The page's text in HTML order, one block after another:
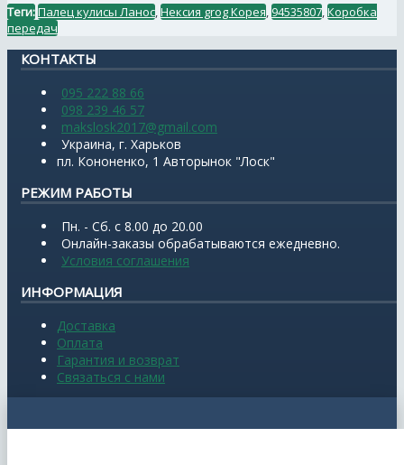
Теги:Палец кулисы Ланос Нексия grog Корея 94535807 Коробка
передач
КОНТАКТЫ
095 222 88 66
098 239 46 57
makslosk2017@gmail.com
Украина, г. Харьков
пл. Кононенко, 1 Авторынок "Лоск"
РЕЖИМ РАБОТЫ
Пн. - Сб. с 8.00 до 20.00
Онлайн-заказы обрабатываются ежедневно.
Условия соглашения
ИНФОРМАЦИЯ
Доставка
Оплата
Гарантия и возврат
Связаться с нами